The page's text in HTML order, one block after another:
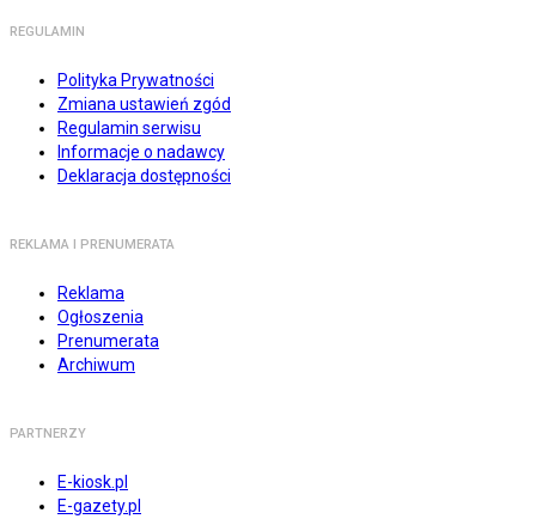
REGULAMIN
Polityka Prywatności
Zmiana ustawień zgód
Regulamin serwisu
Informacje o nadawcy
Deklaracja dostępności
REKLAMA I PRENUMERATA
Reklama
Ogłoszenia
Prenumerata
Archiwum
PARTNERZY
E-kiosk.pl
E-gazety.pl